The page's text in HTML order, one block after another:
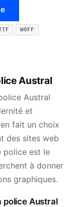
WOFF
Austral
Austral
et
fait un choix
des sites web
police est le
à donner
graphiques.
police Austral